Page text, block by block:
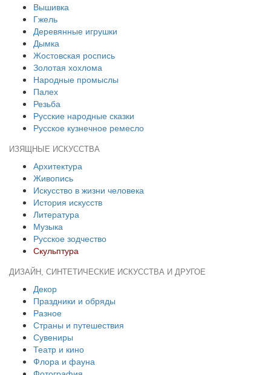
Вышивка
Гжель
Деревянные игрушки
Дымка
Жостовская роспись
Золотая хохлома
Народные промыслы
Палех
Резьба
Русские народные сказки
Русское кузнечное ремесло
ИЗЯЩНЫЕ ИСКУССТВА
Архитектура
Живопись
Искусство в жизни человека
История искусств
Литература
Музыка
Русское зодчество
Скульптура
ДИЗАЙН, СИНТЕТИЧЕСКИЕ ИСКУССТВА И ДРУГОЕ
Декор
Праздники и обряды
Разное
Страны и путешествия
Сувениры
Театр и кино
Флора и фауна